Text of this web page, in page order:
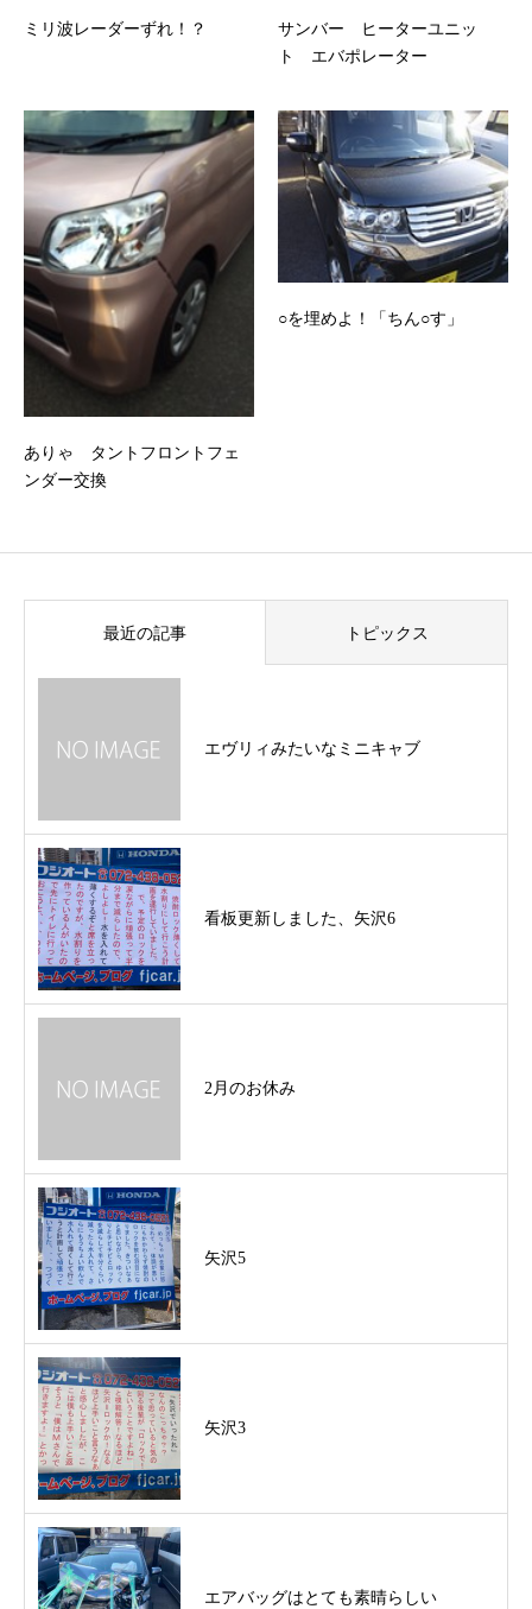
ミリ波レーダーずれ！？
サンバー ヒーターユニッ
ト エバポレーター
ありゃ タントフロントフェ
ンダー交換
○を埋めよ！「ちん○す」
最近の記事 トピックス
エヴリィみたいなミニキャブ
看板更新しました、矢沢6
2月のお休み
矢沢5
矢沢3
エアバッグはとても素晴らしい